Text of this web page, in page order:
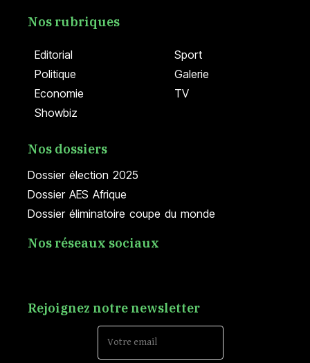
Editorial
Politique
Economie
Showbiz
Sport
Galerie
TV
Nos rubriques
Dossier élection 2025
Dossier AES Afrique
Dossier éliminatoire coupe du monde
Nos dossiers
Nos réseaux sociaux
Rejoignez notre newsletter